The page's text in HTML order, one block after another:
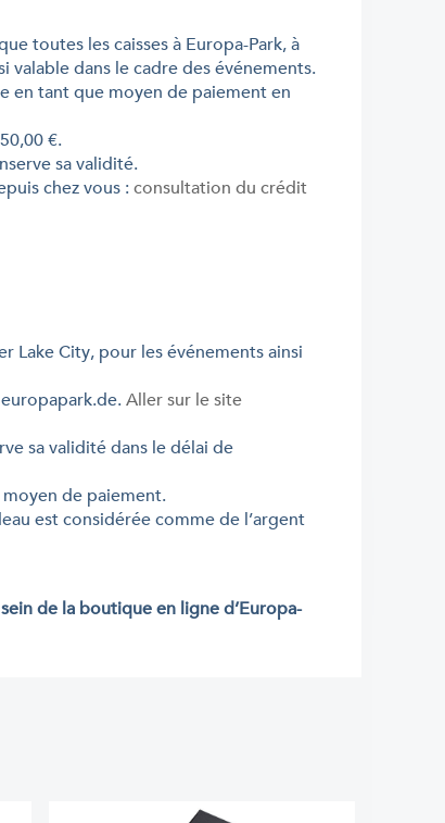
toutes les caisses à Europa-Park, à
valable dans le cadre des événements.
en tant que moyen de paiement en
€.
sa validité.
chez vous :consultation du crédit
Lake City, pour les événements ainsi
Aller sur le site
sa validité dans le délai de
de paiement.
est considérée comme de l’argent
de la boutique en ligne d’Europa-